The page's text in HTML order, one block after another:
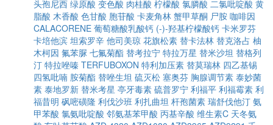
头孢尼西 绿原酸 变色酸 肉桂酸 柠檬酸 氯膦酸 二氯吡啶酸 黄
脂酸 木香酸 色甘酸 胞苷酸 卡麦角林 蟹甲草酮 尸胺 咖啡因
CALACORENE 葡萄糖酸乳酸钙 (-)-羟基柠檬酸钙 卡米罗芬
卡培他滨 坦索罗辛 他司美琼 花旗松素 替卡法林 替克洛占 柚
木柯因 氟苯脲 七氟菊酯 替考拉宁 特拉万星 替米沙坦 替格列
汀 特拉唑嗪 TERFUBOXON 特利加压素 替莫瑞林 四乙基锡
四氢吡喃 胺菊酯 替唑生坦 硫灭松 塞奥芬 胸腺调节素 泰妙菌
素 泰地罗新 替米考星 亭牙毒素 硫普罗宁 利福平 利福霉素 利
福昔明 砜嘧磺隆 利伐沙班 利扎曲坦 杆孢菌素 瑞舒伐他汀 氨
甲苯酸 氯氨吡啶酸 邻氨基苯甲酸 丙基辛酸 维生素C 天冬氨